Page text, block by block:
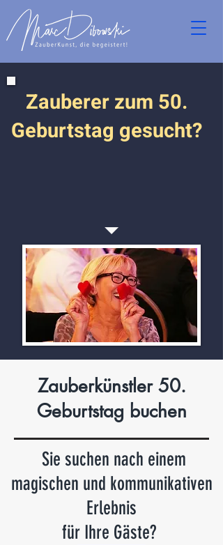
Zauberer zum 50.
Geburtstag gesucht?
Zauberkünstler 50.
Geburtstag buchen
Sie suchen nach einem
magischen und kommunikativen
Erlebnis
für Ihre Gäste?